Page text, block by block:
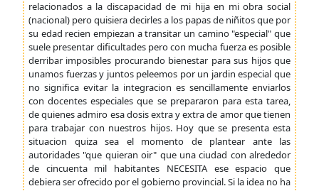
relacionados a la discapacidad de mi hija en mi obra social
(nacional) pero quisiera decirles a los papas de niñitos que por
su edad recien empiezan a transitar un camino "especial" que
suele presentar dificultades pero con mucha fuerza es posible
derribar imposibles procurando bienestar para sus hijos que
unamos fuerzas y juntos peleemos por un jardin especial que
no significa evitar la integracion es sencillamente enviarlos
con docentes especiales que se prepararon para esta tarea,
de quienes admiro esa dosis extra y extra de amor que tienen
para trabajar con nuestros hijos. Hoy que se presenta esta
situacion quiza sea el momento de plantear ante las
autoridades "que quieran oir" que una ciudad con alrededor
de cincuenta mil habitantes NECESITA ese espacio que
debiera ser ofrecido por el gobierno provincial. Si la idea no ha